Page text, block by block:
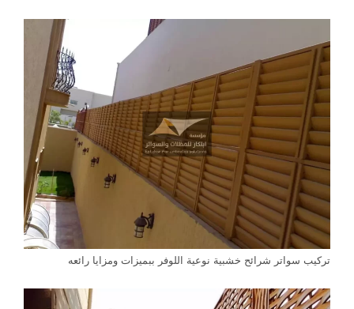
تركيب سواتر شرائح خشبية نوعية اللوفر ببميزات ومزايا رائعه